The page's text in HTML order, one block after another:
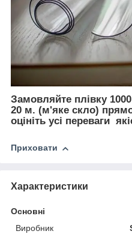
Замовляйте плівку
20 м. (м'яке скло) прямо
оцініть усі переваги
Приховати
Характеристики
Основні
Виробник